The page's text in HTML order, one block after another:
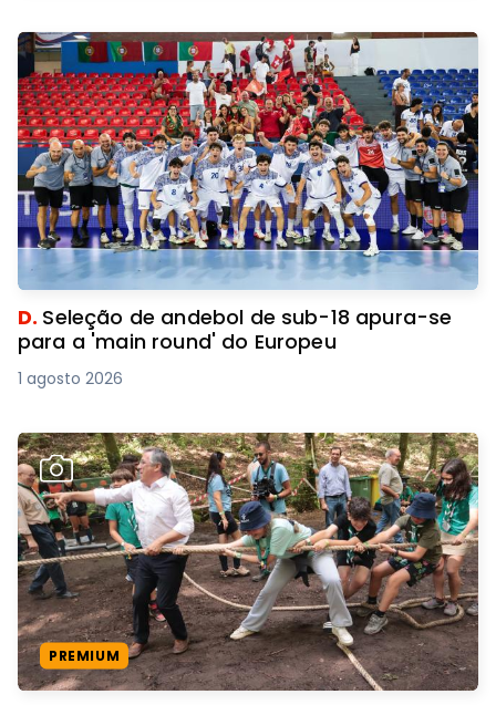
D. Seleção de andebol de sub-18 apura-se
para a 'main round' do Europeu
1 agosto 2026
PREMIUM